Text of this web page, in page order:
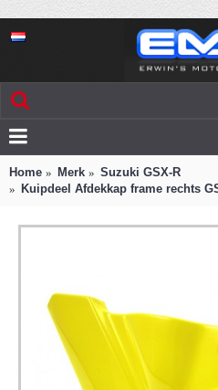
Home Merk
Suzuki GSX-R
Kuipdeel Afdekkap frame rechts